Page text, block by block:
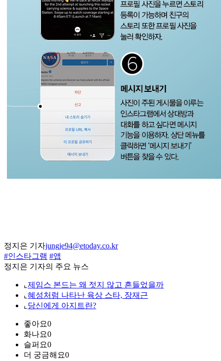
정지은 기자jungje94@etoday.co.kr
#인스타그램 #앱
정지은 기자의 주요 뉴스
⌞ 제임스 본드는 왜 젓지 않고 흔들었을까
⌞ 혜성처럼 나타난 육상 스타, 장재근
⌞ 당신에게 아지트란?
좋아요0
화나요0
슬퍼요0
더 궁금해요0